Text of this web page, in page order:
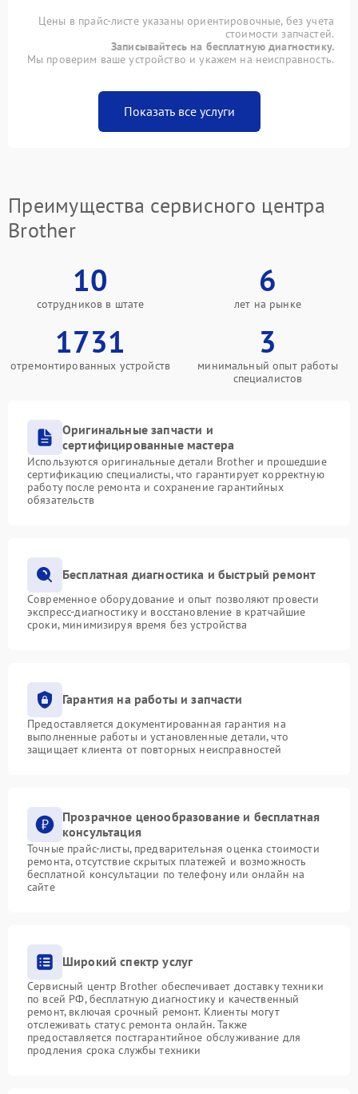
Цены в прайс-листе указаны ориентировочные, без учета
стоимости запчастей.
Записывайтесь на бесплатную диагностику.
Мы проверим ваше устройство и укажем на неисправность.
Показать все услуги
Преимущества сервисного центра
Brother
10
сотрудников в штате
6
лет на рынке
1731
отремонтированных устройств
3
минимальный опыт работы
специалистов
Оригинальные запчасти и
сертифицированные мастера
Используются оригинальные детали Brother и прошедшие
сертификацию специалисты, что гарантирует корректную
работу после ремонта и сохранение гарантийных
обязательств
Бесплатная диагностика и быстрый ремонт
Современное оборудование и опыт позволяют провести
экспресс-диагностику и восстановление в кратчайшие
сроки, минимизируя время без устройства
Гарантия на работы и запчасти
Предоставляется документированная гарантия на
выполненные работы и установленные детали, что
защищает клиента от повторных неисправностей
Прозрачное ценообразование и бесплатная
консультация
Точные прайс-листы, предварительная оценка стоимости
ремонта, отсутствие скрытых платежей и возможность
бесплатной консультации по телефону или онлайн на
сайте
Широкий спектр услуг
Сервисный центр Brother обеспечивает доставку техники
по всей РФ, бесплатную диагностику и качественный
ремонт, включая срочный ремонт. Клиенты могут
отслеживать статус ремонта онлайн. Также
предоставляется постгарантийное обслуживание для
продления срока службы техники